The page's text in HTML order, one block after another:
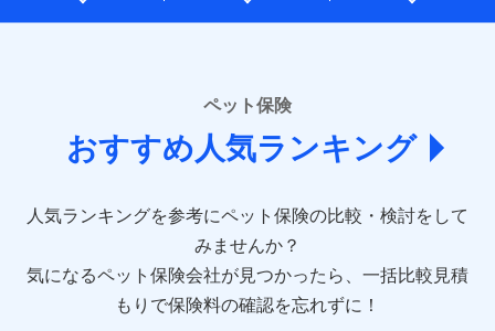
あいおいニッセイ同和損害保険株式会社
(https://www.aioinissaydowa.co.jp/)
アクサ損害保険株式会社 (https://www.axa-
アニコム損害保険株式会社 (https://www.anicom-
東京海上ダイレクト損害保険株式会社
(https://www.e-design.net/)
AIG損害保険株式会社
ペット保険
おすすめ人気ランキング
人気ランキングを参考にペット保険の比較・検討をして
みませんか？
気になるペット保険会社が見つかったら、一括比較見積
もりで保険料の確認を忘れずに！